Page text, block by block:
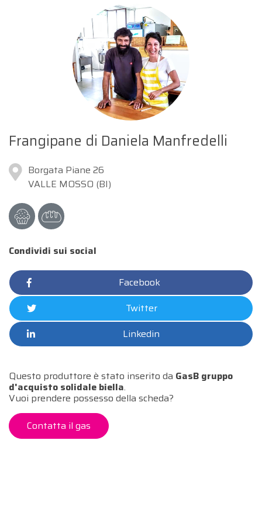
Frangipane di Daniela Manfredelli
Borgata Piane 26
VALLE MOSSO (BI)
Condividi sui social
Facebook
Twitter
Linkedin
Questo produttore è stato inserito da GasB gruppo
d'acquisto solidale biella.
Vuoi prendere possesso della scheda?
Contatta il gas